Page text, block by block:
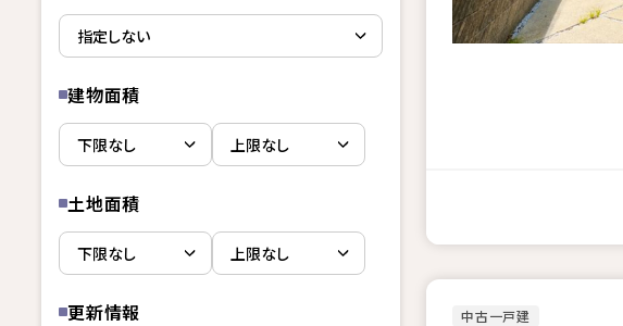
建物面積
土地面積
更新情報
中古一戸建